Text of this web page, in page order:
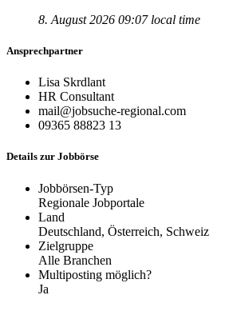
8. August 2026 09:07 local time
Ansprechpartner
Lisa Skrdlant
HR Consultant
mail@jobsuche-regional.com
09365 88823 13
Details zur Jobbörse
Jobbörsen-Typ
Regionale Jobportale
Land
Deutschland, Österreich, Schweiz
Zielgruppe
Alle Branchen
Multiposting möglich?
Ja